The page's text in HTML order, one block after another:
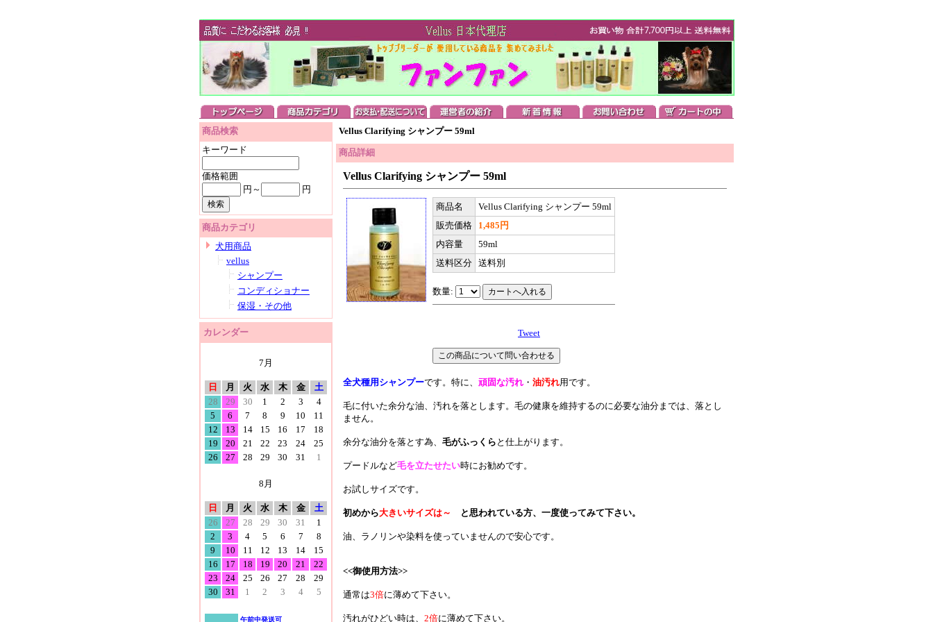
商品検索
キーワード
価格範囲
円～
円
商品カテゴリ
犬用商品
vellus
シャンプー
コンディショナー
保湿・その他
カレンダー
7月
日 月 火 水 木 金
土
28
29 30 1 2 3
4
5
6 7 8 9 10
11
12
13 14 15 16 17
18
19
20 21 22 23 24
25
26
27 28 29 30 31 1
8月
日 月 火 水 木 金
土
26
27 28 29 30 31
1
2
3 4 5 6 7
8
9
10 11 12 13 14
15
16
17 18 19 20 21
22
23
24 25 26 27 28
29
30
31 1 2 3 4 5
午前中発送可
Vellus Clarifying シャンプー 59ml
商品詳細
Vellus Clarifying シャンプー 59ml
商品名
Vellus Clarifying シャンプー 59ml
販売価格
1,485円
内容量
59ml
送料区分 送料別
数量:
Tweet
全犬種用シャンプーです。特に、 頑固な汚れ ・ 油汚れ用です。
毛に付いた余分な油、汚れを落とします。毛の健康を維持するのに必要な油分までは、落とし
ません。
余分な油分を落とす為、 毛がふっくら と仕上がります。
プードルなど毛を立たせたい時にお勧めです。
お試しサイズです。
初めから大きいサイズは～ と思われている方、一度使ってみて下さい。
油、ラノリンや染料を使っていませんので安心です。
<<御使用方法>>
通常は3倍に薄めて下さい。
汚れがひどい時は、 2倍に薄めて下さい。